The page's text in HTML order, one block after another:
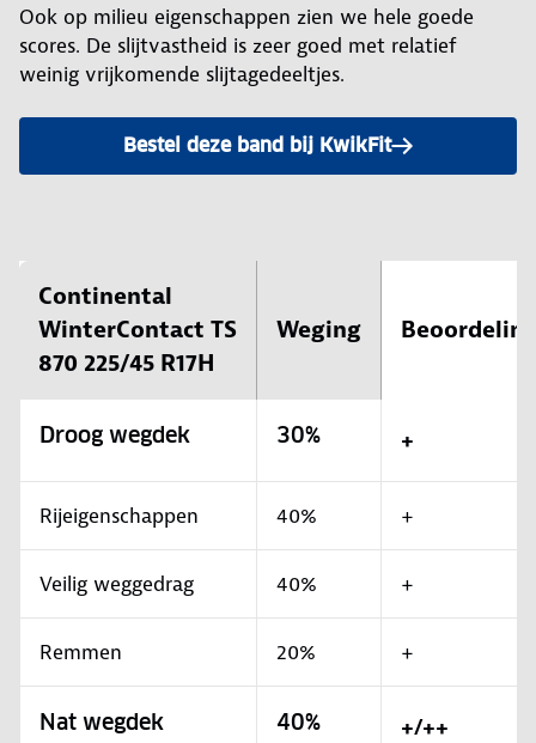
Ook op milieu eigenschappen zien we hele goede
scores. De slijtvastheid is zeer goed met relatief
weinig vrijkomende slijtagedeeltjes.
Bestel deze band bij KwikFit
Continental
WinterContact TS
870 225/45 R17H
Weging
Droog wegdek 30% +
Rijeigenschappen 40% +
Veilig weggedrag 40% +
Remmen 20% +
Nat wegdek 40% +/++